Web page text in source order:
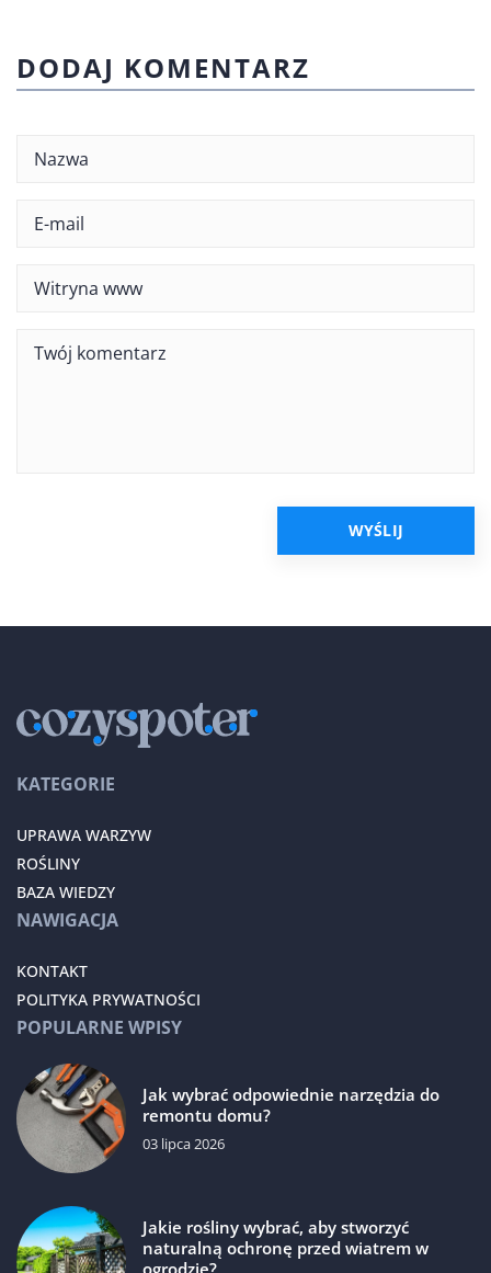
DODAJ KOMENTARZ
KATEGORIE
UPRAWA WARZYW
ROŚLINY
BAZA WIEDZY
NAWIGACJA
KONTAKT
POLITYKA PRYWATNOŚCI
POPULARNE WPISY
Jak wybrać odpowiednie narzędzia do
remontu domu?
03 lipca 2026
Jakie rośliny wybrać, aby stworzyć
naturalną ochronę przed wiatrem w
ogrodzie?